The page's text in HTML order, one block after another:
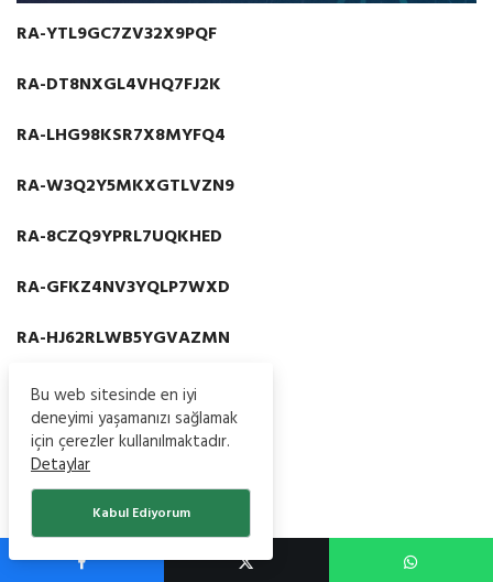
RA-YTL9GC7ZV32X9PQF
RA-DT8NXGL4VHQ7FJ2K
RA-LHG98KSR7X8MYFQ4
RA-W3Q2Y5MKXGTLVZN9
RA-8CZQ9YPRL7UQKHED
RA-GFKZ4NV3YQLP7WXD
RA-HJ62RLWB5YGVAZMN
RA-86GMZPVX7YR2HLTQ
RA-37P2LFYT6XHZVCPQ
RA-NI3RWPLKFJMT4XZA
RA-94QKMXHYK8T6FBWG
Bu web sitesinde en iyi
deneyimi yaşamanızı sağlamak
için çerezler kullanılmaktadır.
Detaylar
Kabul Ediyorum